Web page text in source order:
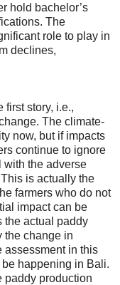
hold bachelor’s
The
role to play in
declines,
first story, i.e.,
The climate-
now, but if impacts
continue to ignore
with the adverse
is actually the
farmers who do not
impact can be
the actual paddy
the change in
assessment in this
happening in Bali.
paddy production